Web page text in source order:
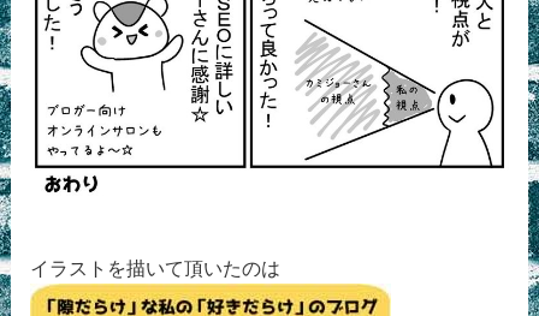
イラストを描いて頂いたのは